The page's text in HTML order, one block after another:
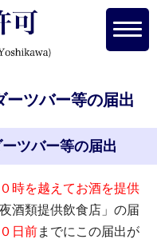
ーツバー等の届出
ツバー等の届出
時を越えてお酒を提供
酒類提供飲食店」の届
日前までにこの届出が